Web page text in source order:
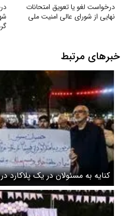
درخواست لغو یا تعویق امتحانات
نهایی از شورای عالی امنیت ملی
خبرهای مرتبط
کنایه به مسئولان در یک